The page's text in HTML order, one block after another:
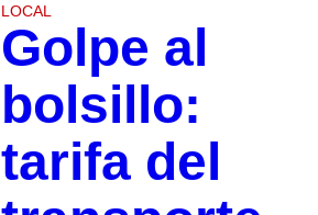
LOCAL
Golpe al
bolsillo:
tarifa del